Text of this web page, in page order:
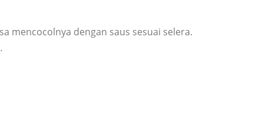
mencocolnya dengan saus sesuai selera.